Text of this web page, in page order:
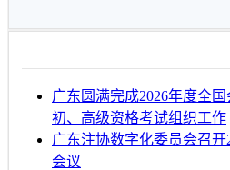
广东圆满完成2026年度全
初、高级资格考试组织工作
广东注协数字化委员会召开
会议